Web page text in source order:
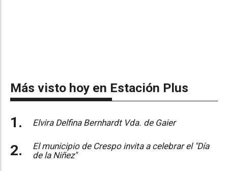
Más visto hoy en Estación Plus
Elvira Delfina Bernhardt Vda. de Gaier
El municipio de Crespo invita a celebrar el "Día
de la Niñez"